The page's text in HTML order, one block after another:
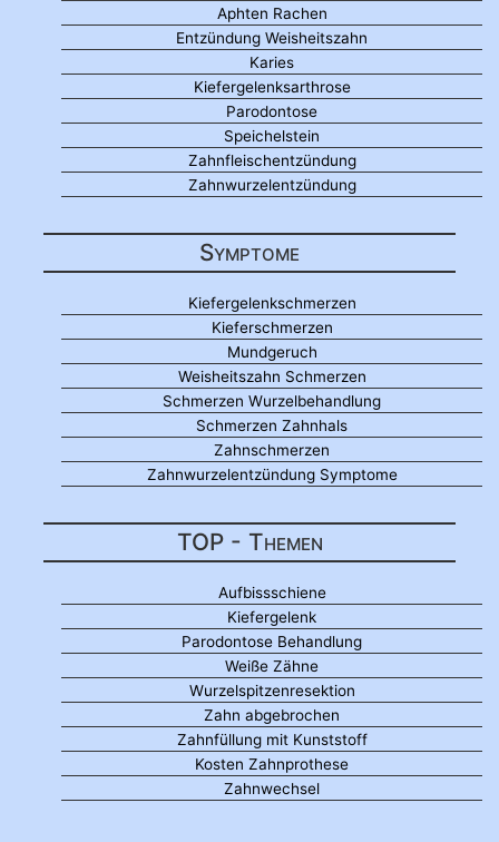
Aphten Rachen
Entzündung Weisheitszahn
Karies
Kiefergelenksarthrose
Parodontose
Speichelstein
Zahnfleischentzündung
Zahnwurzelentzündung
Symptome
Kiefergelenkschmerzen
Kieferschmerzen
Mundgeruch
Weisheitszahn Schmerzen
Schmerzen Wurzelbehandlung
Schmerzen Zahnhals
Zahnschmerzen
Zahnwurzelentzündung Symptome
TOP - Themen
Aufbissschiene
Kiefergelenk
Parodontose Behandlung
Weiße Zähne
Wurzelspitzenresektion
Zahn abgebrochen
Zahnfüllung mit Kunststoff
Kosten Zahnprothese
Zahnwechsel